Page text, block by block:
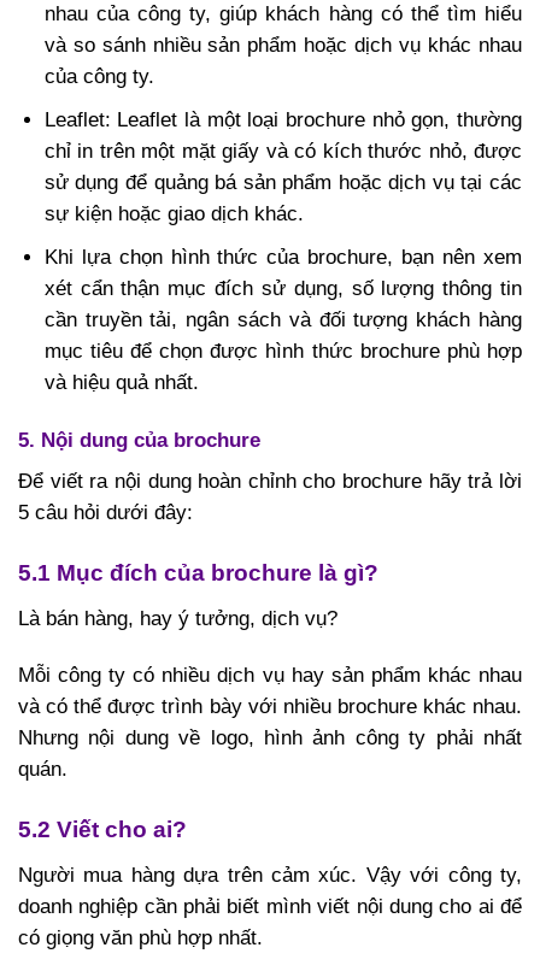
nhau của công ty, giúp khách hàng có thể tìm hiểu
và so sánh nhiều sản phẩm hoặc dịch vụ khác nhau
của công ty.
Leaflet: Leaflet là một loại brochure nhỏ gọn, thường
chỉ in trên một mặt giấy và có kích thước nhỏ, được
sử dụng để quảng bá sản phẩm hoặc dịch vụ tại các
sự kiện hoặc giao dịch khác.
Khi lựa chọn hình thức của brochure, bạn nên xem
xét cẩn thận mục đích sử dụng, số lượng thông tin
cần truyền tải, ngân sách và đối tượng khách hàng
mục tiêu để chọn được hình thức brochure phù hợp
và hiệu quả nhất.
5. Nội dung của brochure
Để viết ra nội dung hoàn chỉnh cho brochure hãy trả lời
5 câu hỏi dưới đây:
5.1 Mục đích của brochure là gì?
Là bán hàng, hay ý tưởng, dịch vụ?
Mỗi công ty có nhiều dịch vụ hay sản phẩm khác nhau
và có thể được trình bày với nhiều brochure khác nhau.
Nhưng nội dung về logo, hình ảnh công ty phải nhất
quán.
5.2 Viết cho ai?
Người mua hàng dựa trên cảm xúc. Vậy với công ty,
doanh nghiệp cần phải biết mình viết nội dung cho ai để
có giọng văn phù hợp nhất.